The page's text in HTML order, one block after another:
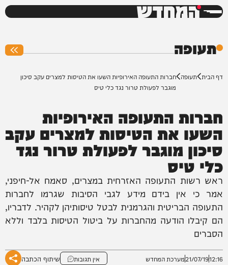
המחדש
תעופה
דף הבית תעופה חברות התעופה האירופיות השעו את הטיסות למצרים עקב סיכון
מוגבר לפעולת טרור נגד כלי טיס
חברות התעופה האירופיות
השעו את הטיסות למצרים עקב
סיכון מוגבר לפעולת טרור נגד
כלי טיס
ראש רשות התעופה האזרחית במצרים, סאמח אל-חיפני,
אמר כי אין בידם מידע לגבי הסיבות שגרמו לחברות
התעופה הבריטית והגרמנית לבטל טיסותיהן לקהיר. לדבריו,
הם קיבלו הודעה מהחברות על ביטול הטיסות בלבד וללא
הסברים
12:16
21/07/19מערכת המחדש אין תגובות שיתוף הכתבה